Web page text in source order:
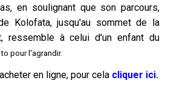
en soulignant que son parcours,
Kolofata, jusqu'au sommet de la
ressemble à celui d'un enfant du
pour l'agrandir.
en ligne, pour cela cliquer ici.